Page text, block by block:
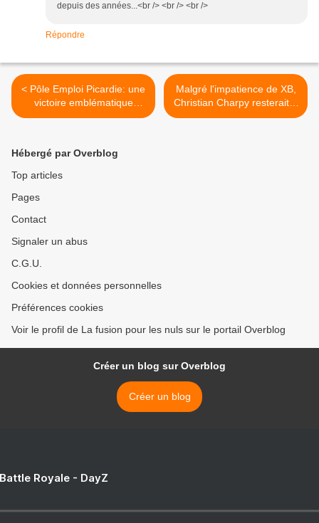
depuis des années...<br /> <br /> <br />
Répondre
< Pôle Emploi Picardie: une
victoire emblématique
contre la précarité.
Malgré l'impatience de XB,
Christian Charpy resterait à
la tête de Pôle emploi
Hébergé par Overblog
Top articles
Pages
Contact
Signaler un abus
C.G.U.
Cookies et données personnelles
Préférences cookies
Voir le profil de La fusion pour les nuls sur le portail Overblog
Créer un blog sur Overblog
Créer un blog
Royale - DayZ